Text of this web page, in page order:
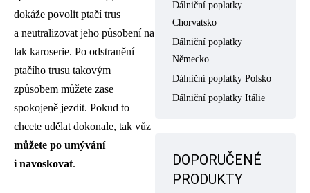
dokáže povolit ptačí trus
a neutralizovat jeho působení na
lak karoserie. Po odstranění
ptačího trusu takovým
způsobem můžete zase
spokojeně jezdit. Pokud to
chcete udělat dokonale, tak vůz
můžete po umývání
i navoskovat.
Dálniční poplatky
Chorvatsko
Dálniční poplatky
Německo
Dálniční poplatky Polsko
Dálniční poplatky Itálie
DOPORUČENÉ
PRODUKTY